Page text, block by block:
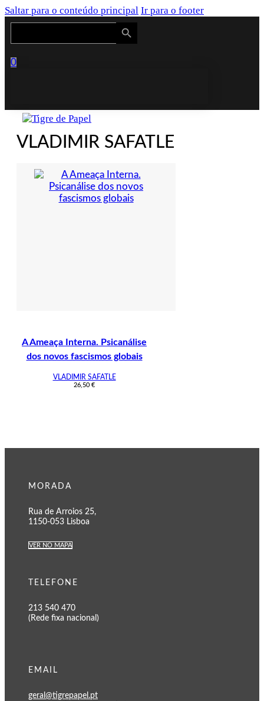
Saltar para o conteúdo principal Ir para o footer
Search
Search Button
0
VLADIMIR SAFATLE
A Ameaça Interna. Psicanálise
dos novos fascismos globais
VLADIMIR SAFATLE
26,50 €
MORADA
Rua de Arroios 25,
1150-053 Lisboa
VER NO MAPA
TELEFONE
213 540 470
(Rede fixa nacional)
EMAIL
geral@tigrepapel.pt